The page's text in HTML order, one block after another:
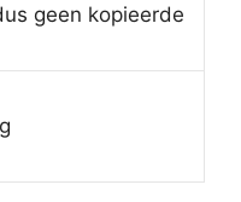
geen kopieerde